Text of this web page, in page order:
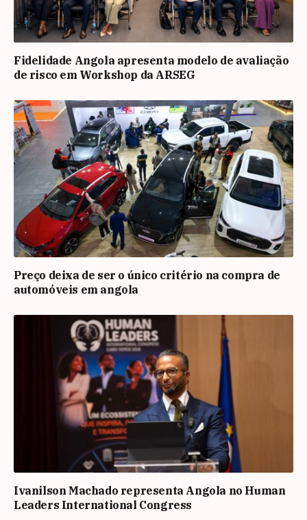
Fidelidade Angola apresenta modelo de avaliação
de risco em Workshop da ARSEG
Preço deixa de ser o único critério na compra de
automóveis em angola
Ivanilson Machado representa Angola no Human
Leaders International Congress